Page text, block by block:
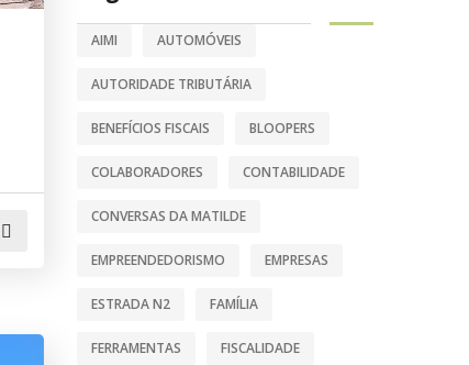
AIMI AUTOMÓVEIS
AUTORIDADE TRIBUTÁRIA
BENEFÍCIOS FISCAIS BLOOPERS
COLABORADORES CONTABILIDADE
CONVERSAS DA MATILDE
EMPREENDEDORISMO EMPRESAS
ESTRADA N2 FAMÍLIA
FERRAMENTAS FISCALIDADE